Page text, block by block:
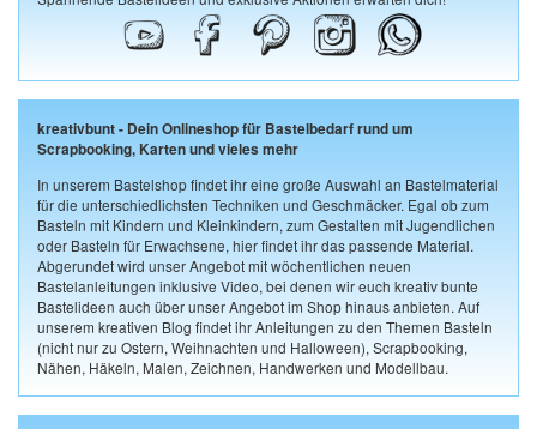
kreativbunt - Dein Onlineshop für Bastelbedarf rund um
Scrapbooking, Karten und vieles mehr
In unserem Bastelshop findet ihr eine große Auswahl an Bastelmaterial
für die unterschiedlichsten Techniken und Geschmäcker. Egal ob zum
Basteln mit Kindern und Kleinkindern, zum Gestalten mit Jugendlichen
oder Basteln für Erwachsene, hier findet ihr das passende Material.
Abgerundet wird unser Angebot mit wöchentlichen neuen
Bastelanleitungen inklusive Video, bei denen wir euch kreativ bunte
Bastelideen auch über unser Angebot im Shop hinaus anbieten. Auf
unserem kreativen Blog findet ihr Anleitungen zu den Themen Basteln
(nicht nur zu Ostern, Weihnachten und Halloween), Scrapbooking,
Nähen, Häkeln, Malen, Zeichnen, Handwerken und Modellbau.